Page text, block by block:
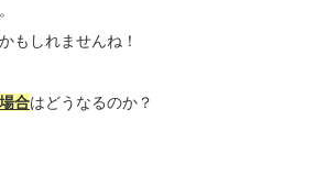
もしれませんね！
合はどうなるのか？